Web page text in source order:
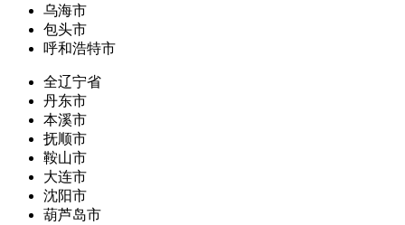
乌海市
包头市
呼和浩特市
全辽宁省
丹东市
本溪市
抚顺市
鞍山市
大连市
沈阳市
葫芦岛市